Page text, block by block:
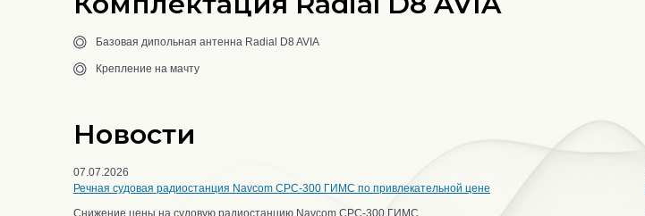
Базовая дипольная антенна Radial D8 AVIA
Крепление на мачту
Новости
07.07.2026
Речная судовая радиостанция Navcom CPC-300 ГИМС по привлекательной цене
Снижение цены на судовую радиостанцию Navcom CPC-300 ГИМС